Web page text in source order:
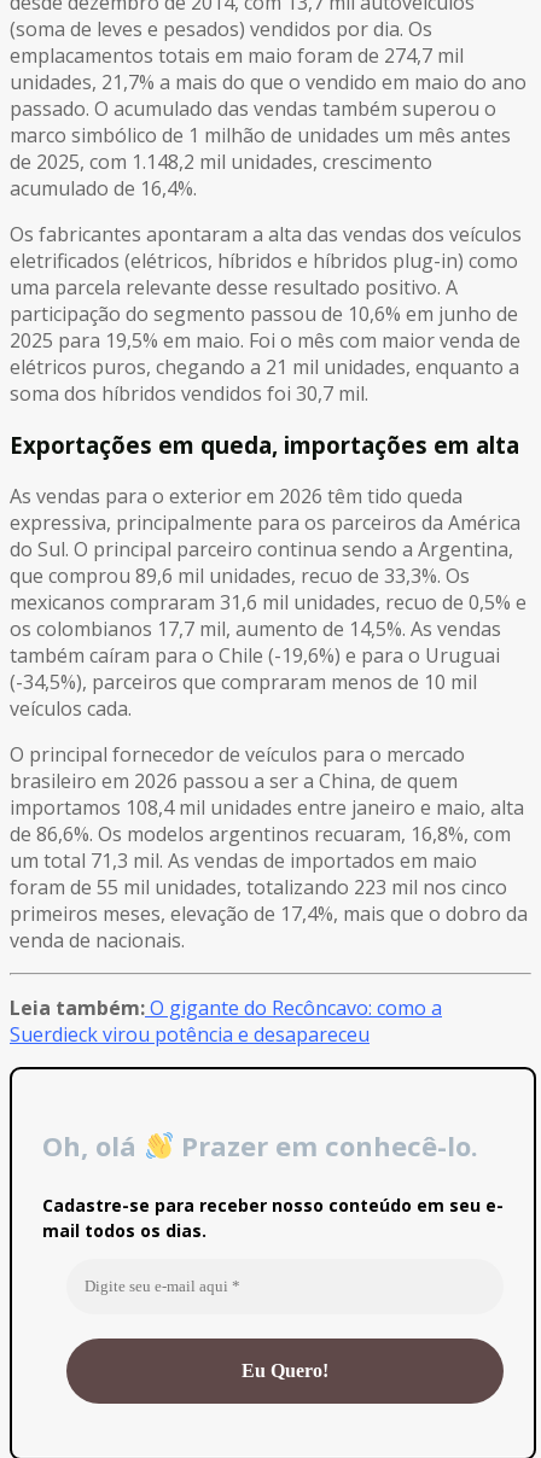
(soma de leves e pesados) vendidos por dia. Os
emplacamentos totais em maio foram de 274,7 mil
unidades, 21,7% a mais do que o vendido em maio do ano
passado. O acumulado das vendas também superou o
marco simbólico de 1 milhão de unidades um mês antes
de 2025, com 1.148,2 mil unidades, crescimento
acumulado de 16,4%.
Os fabricantes apontaram a alta das vendas dos veículos
eletrificados (elétricos, híbridos e híbridos plug-in) como
uma parcela relevante desse resultado positivo. A
participação do segmento passou de 10,6% em junho de
2025 para 19,5% em maio. Foi o mês com maior venda de
elétricos puros, chegando a 21 mil unidades, enquanto a
soma dos híbridos vendidos foi 30,7 mil.
Exportações em queda, importações em alta
As vendas para o exterior em 2026 têm tido queda
expressiva, principalmente para os parceiros da América
do Sul. O principal parceiro continua sendo a Argentina,
que comprou 89,6 mil unidades, recuo de 33,3%. Os
mexicanos compraram 31,6 mil unidades, recuo de 0,5% e
os colombianos 17,7 mil, aumento de 14,5%. As vendas
também caíram para o Chile (-19,6%) e para o Uruguai
(-34,5%), parceiros que compraram menos de 10 mil
veículos cada.
O principal fornecedor de veículos para o mercado
brasileiro em 2026 passou a ser a China, de quem
importamos 108,4 mil unidades entre janeiro e maio, alta
de 86,6%. Os modelos argentinos recuaram, 16,8%, com
um total 71,3 mil. As vendas de importados em maio
foram de 55 mil unidades, totalizando 223 mil nos cinco
primeiros meses, elevação de 17,4%, mais que o dobro da
venda de nacionais.
Leia também:O gigante do Recôncavo: como a
Suerdieck virou potência e desapareceu
Oh, olá Prazer em conhecê-lo.
Cadastre-se para receber nosso conteúdo em seu e-
mail todos os dias.